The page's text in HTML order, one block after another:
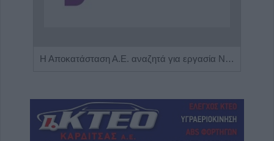
Η Αποκατάσταση Α.Ε. αναζητά για εργασία Νοσηλευτές και Βοηθούς Νοσηλευτές